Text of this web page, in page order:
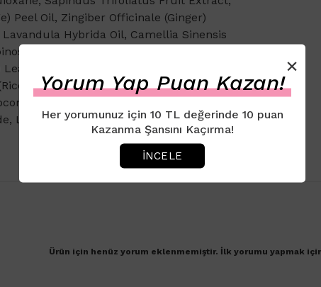
Peel Oil, Zingiber Officinale (Ginger)
Hybrida Oil, Camellia Sinensis
Fruit Pod Extract, Citrus Limon
Oil, Salvia Officinalis (Sage) Oil,
Starch, Sodium Chloride, Sodium
Acid, Calcium Lactate, Capryloyl
Limonene, Linalool.
Ürün için henüz yorum eklenmemiştir. İlk yorumu yapmak
×
Yorum Yap Puan Kazan!
Her yorumunuz için 10 TL değerinde 10 puan
Kazanma Şansını Kaçırma!
İNCELE